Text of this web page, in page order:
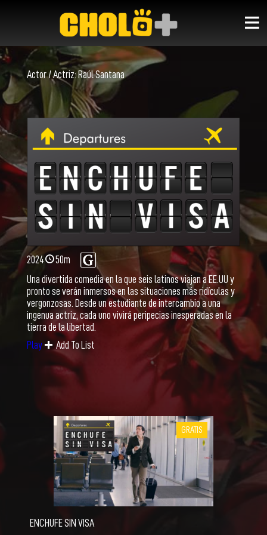
Actor / Actriz: Raúl Santana
2024
50m
Una divertida comedia en la que seis latinos viajan a EE.UU y
pronto se verán inmersos en las situaciones más ridículas y
vergonzosas. Desde un estudiante de intercambio a una
ingenua actriz, cada uno vivirá peripecias inesperadas en la
tierra de la libertad.
Play
Add To List
GRATIS
ENCHUFE SIN VISA